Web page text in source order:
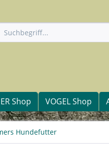
Shop VOGEL Shop
Hundefutter